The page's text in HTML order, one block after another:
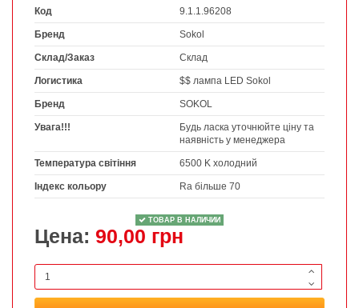
Код
9.1.1.96208
Бренд Sokol
Склад/Заказ Склад
Логистика $$ лампа LED Sokol
Бренд SOKOL
Увага!!!
Будь ласка уточнюйте ціну та
наявність у менеджера
Температура світіння 6500 K холодний
Індекс кольору Ra більше 70
ТОВАР В НАЛИЧИИ
Цена: 90,00 грн